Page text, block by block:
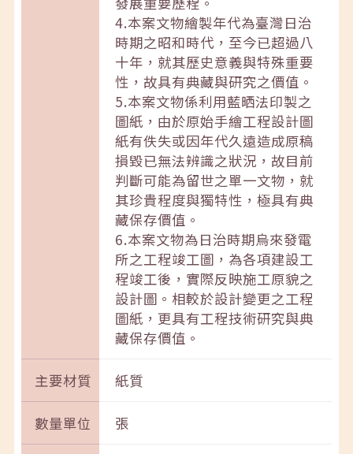
4.本案文物繪製年代為臺灣日治
時期之昭和時代，至今已超過八
十年，就其歷史意義與特殊重要
性，故具有典藏與研究之價值。
5.本案文物係利用藍晒法印製之
圖紙，由於原始手繪工程設計圖
紙有佚失或因年代久遠造成原稿
損毀已無法辨識之狀況，故目前
判斷可能為留世之單一文物，就
其珍貴程度與獨特性，極具有典
藏保存價值。
6.本案文物為日治時期烏來發電
所之工程竣工圖，為各項建設工
程竣工後，實際反映施工原貌之
設計圖。相較於設計變更之工程
圖紙，更具有工程技術研究與典
藏保存價值。
主要材質 紙質
數量單位 張